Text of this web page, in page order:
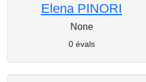
Elena PINORI
None
0 évals